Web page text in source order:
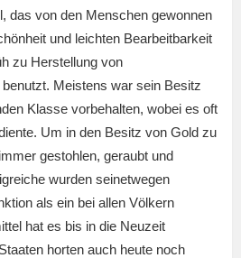
das von den Menschen gewonnen
und leichten Bearbeitbarkeit
zu Herstellung von
Meistens war sein Besitz
Klasse vorbehalten, wobei es oft
Um in den Besitz von Gold zu
gestohlen, geraubt und
wurden seinetwegen
als ein bei allen Völkern
hat es bis in die Neuzeit
horten auch heute noch